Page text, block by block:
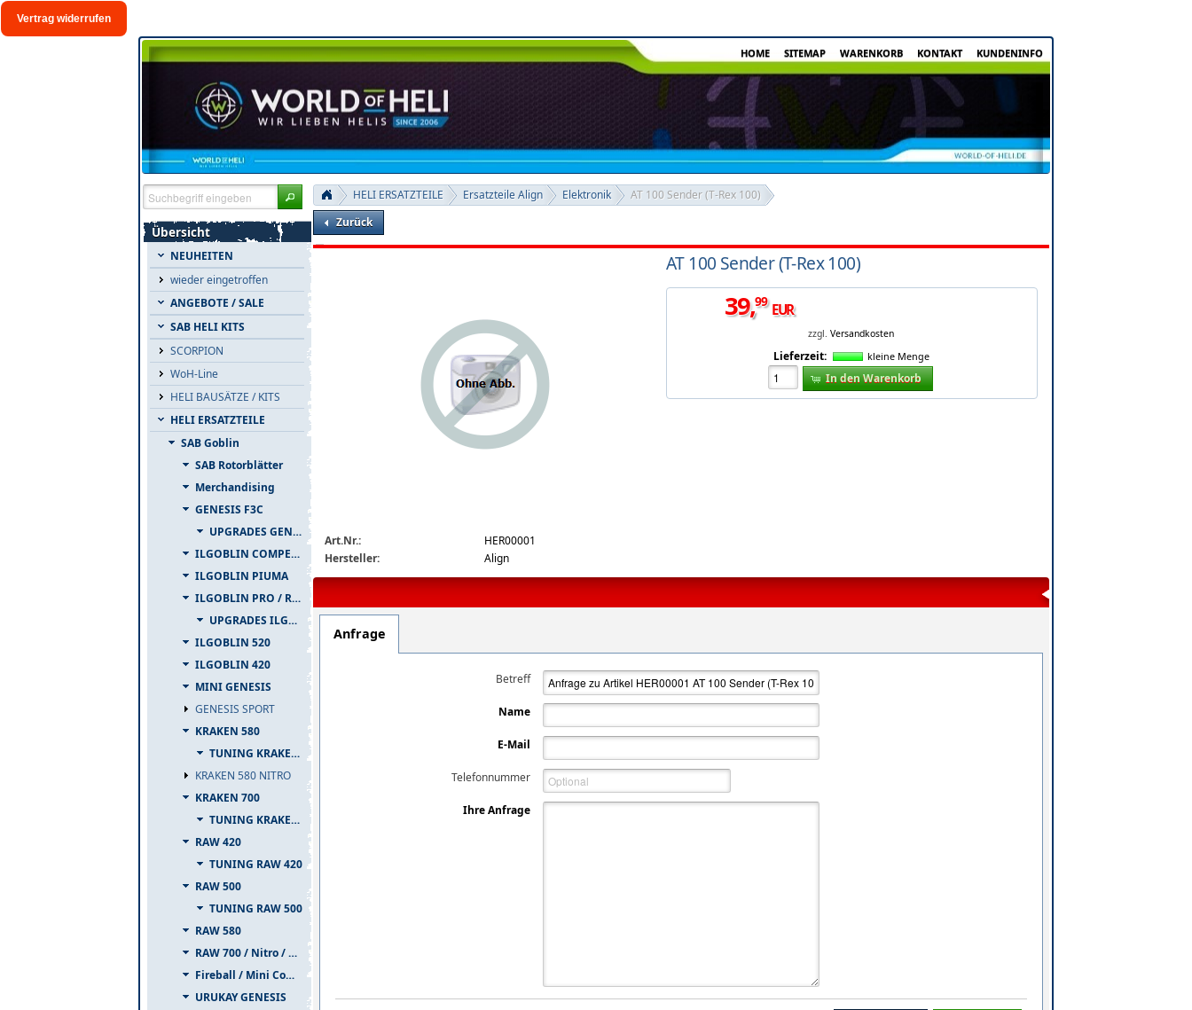
Vertrag widerrufen
HOME SITEMAP WARENKORB KONTAKT KUNDENINFO
Übersicht
NEUHEITEN
wieder eingetroffen
ANGEBOTE / SALE
SAB HELI KITS
SCORPION
WoH-Line
HELI BAUSÄTZE / KITS
HELI ERSATZTEILE
SAB Goblin
SAB Rotorblätter
Merchandising
GENESIS F3C
UPGRADES GENESIS F3C
ILGOBLIN COMPETIZIONE
ILGOBLIN PIUMA
ILGOBLIN PRO / RAW 700
UPGRADES ILGOBLIN PRO / RAW 700
ILGOBLIN 520
ILGOBLIN 420
MINI GENESIS
GENESIS SPORT
KRAKEN 580
TUNING KRAKEN 580
KRAKEN 580 NITRO
KRAKEN 700
TUNING KRAKEN 700
RAW 420
TUNING RAW 420
RAW 500
TUNING RAW 500
RAW 580
RAW 700 / Nitro / PIUMA
Fireball / Mini Comet
URUKAY GENESIS
HELI ERSATZTEILE Ersatzteile Align Elektronik
AT 100 Sender (T-Rex 100)
Zurück
Art.Nr.:
HER00001
Hersteller:
Align
AT 100 Sender (T-Rex 100)
39,99 EUR
zzgl. Versandkosten
Lieferzeit: kleine Menge
In den Warenkorb
Anfrage
Betreff
Name
E-Mail
Telefonnummer
Ihre Anfrage